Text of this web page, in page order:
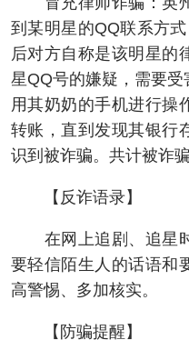
到某明星的QQ联系方
后对方自称是该明星的
星QQ号的嫌疑，需要
用其奶奶的手机进行操
转账，直到发现其银行
识到被诈骗。共计被诈
【反诈语录】
在网上追剧、追星时
要轻信陌生人的话语和
高警惕、多加核实。
【防骗提醒】